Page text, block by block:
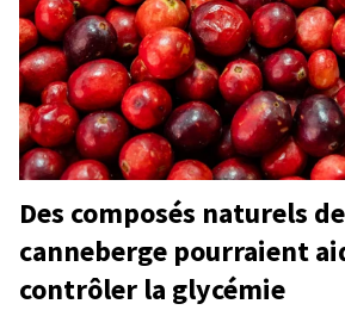
Des composés naturels
canneberge pourraient
contrôler la glycémie